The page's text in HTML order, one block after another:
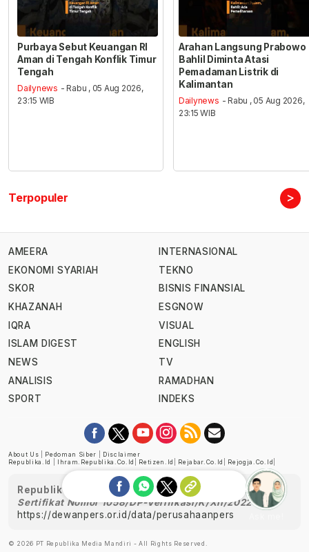
Purbaya Sebut Keuangan RI
Aman di Tengah Konflik Timur
Tengah
Dailynews - Rabu , 05 Aug 2026,
23:15 WIB
Arahan Langsung Prabowo
Bahlil Diminta Atasi
Pemadaman Listrik di
Kalimantan
Dailynews - Rabu , 05 Aug 2026,
23:15 WIB
Terpopuler >
AMEERA
EKONOMI SYARIAH
SKOR
KHAZANAH
IQRA
ISLAM DIGEST
NEWS
ANALISIS
SPORT
INTERNASIONAL
TEKNO
BISNIS FINANSIAL
ESGNOW
VISUAL
ENGLISH
TV
RAMADHAN
INDEKS
About Us Pedoman Siber
Disclaimer
Republika.id
Ihram.republika.co.id Retizen.id Rejabar.co.id Rejogja.co.id
Republika telah diverifikasi oleh Dewan Pers
Sertifikat Nomor 1058/DP-Verifikasi/K/XII/2022
https://dewanpers.or.id/data/perusahaanpers
© 2026 PT Republika Media Mandiri - All Rights Reserved.